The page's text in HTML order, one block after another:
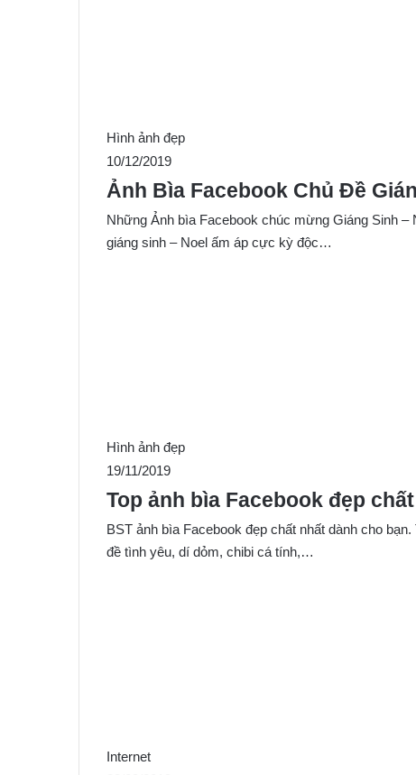
Hình ảnh đẹp
10/12/2019
Ảnh Bìa Facebook Chủ Đề
Những Ảnh bìa Facebook chúc mừng Giáng Sinh
giáng sinh – Noel ấm áp cực kỳ độc…
Hình ảnh đẹp
19/11/2019
Top ảnh bìa Facebook đẹp
BST ảnh bìa Facebook đẹp chất nhất dành cho
đề tình yêu, dí dỏm, chibi cá tính,…
Internet